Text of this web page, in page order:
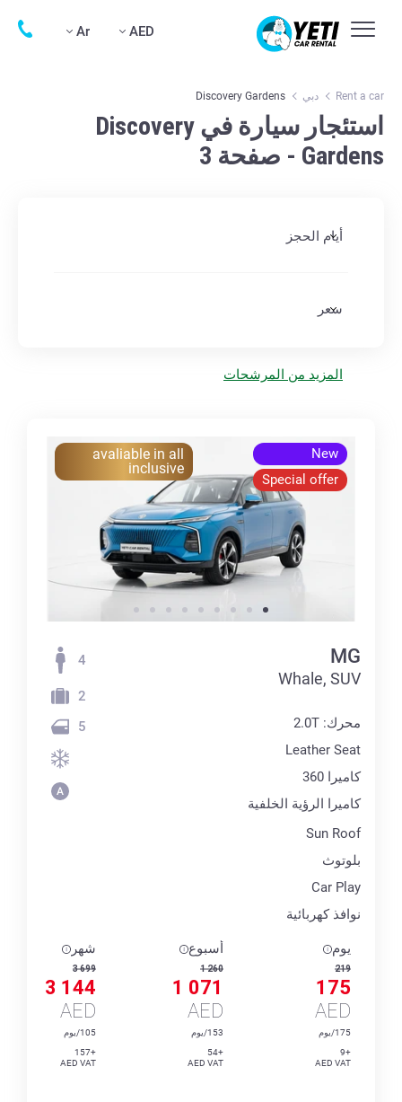
AED
Ar
Rent a car دبي Discovery Gardens
استئجار سيارة في Discovery
Gardens - صفحة 3
أيام الحجز
سعر
المزيد من المرشحات
New
Special offer
avaliable in all
inclusive
MG
Whale, SUV
محرك: 2.0T
Leather Seat
كاميرا 360
كاميرا الرؤية الخلفية
Sun Roof
بلوتوث
Car Play
نوافذ كهربائية
4
2
5
يوم
219
175
AED
175/يوم
+9
AED VAT
أسبوع
1 260
1 071
AED
153/يوم
+54
AED VAT
شهر
3 699
3 144
AED
105/يوم
+157
AED VAT